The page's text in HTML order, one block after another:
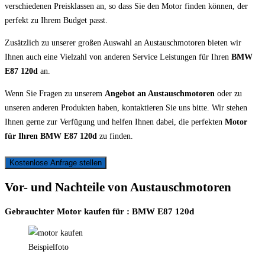
verschiedenen Preisklassen an, so dass Sie den Motor finden können, der
perfekt zu Ihrem Budget passt.
Zusätzlich zu unserer großen Auswahl an Austauschmotoren bieten wir
Ihnen auch eine Vielzahl von anderen Service Leistungen für Ihren BMW
E87 120d an.
Wenn Sie Fragen zu unserem Angebot an Austauschmotoren oder zu
unseren anderen Produkten haben, kontaktieren Sie uns bitte. Wir stehen
Ihnen gerne zur Verfügung und helfen Ihnen dabei, die perfekten Motor
für Ihren BMW E87 120d zu finden.
Kostenlose Anfrage stellen
Vor- und Nachteile von Austauschmotoren
Gebrauchter Motor kaufen für : BMW E87 120d
Beispielfoto